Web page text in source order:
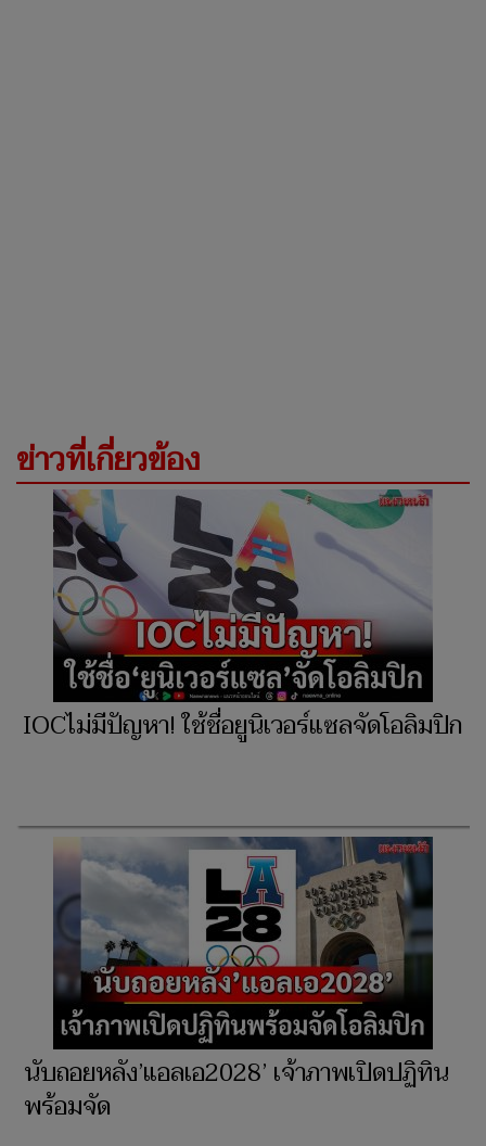
ข่าวที่เกี่ยวข้อง
IOCไม่มีปัญหา! ใช้ชื่อยูนิเวอร์แซลจัดโอลิมปิก
นับถอยหลัง’แอลเอ2028’ เจ้าภาพเปิดปฏิทิน
พร้อมจัด